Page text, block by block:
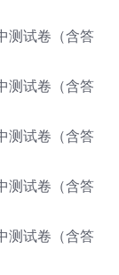
测试卷（含答
测试卷（含答
测试卷（含答
测试卷（含答
测试卷（含答